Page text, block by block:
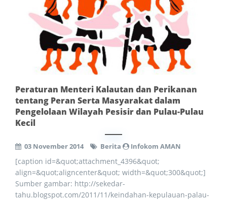
Peraturan Menteri Kalautan dan Perikanan
tentang Peran Serta Masyarakat dalam
Pengelolaan Wilayah Pesisir dan Pulau-Pulau
Kecil
03 November 2014 Berita Infokom AMAN
[caption id=&quot;attachment_4396&quot;
align=&quot;aligncenter&quot; width=&quot;300&quot;]
Sumber gambar: http://sekedar-
tahu.blogspot.com/2011/11/keindahan-kepulauan-palau-